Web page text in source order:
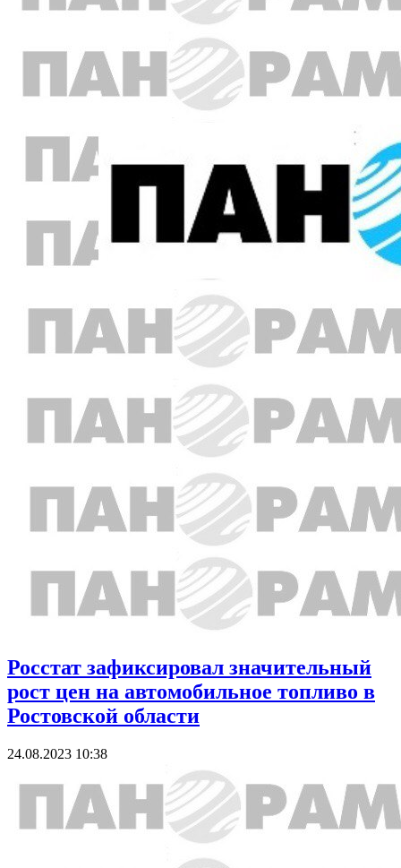
Росстат зафиксировал значительный
рост цен на автомобильное топливо в
Ростовской области
24.08.2023 10:38